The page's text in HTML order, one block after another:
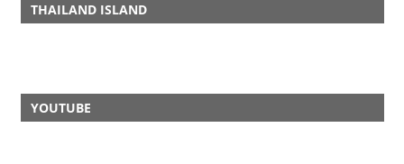
THAILAND ISLAND
YOUTUBE